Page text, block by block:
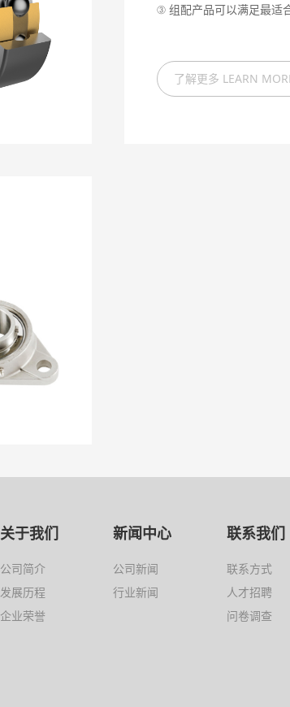
③ 组配产品可以满足最适
拆卸与维护
了解更多 LEARN
关于我们
公司简介
发展历程
企业荣誉
新闻中心
公司新闻
行业新闻
联系我们
联系方式
人才招聘
问卷调查